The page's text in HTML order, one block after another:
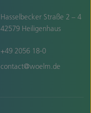
Hasselbecker Straße 2 – 4
42579 Heiligenhaus
+49 2056 18-0
contact@woelm.de